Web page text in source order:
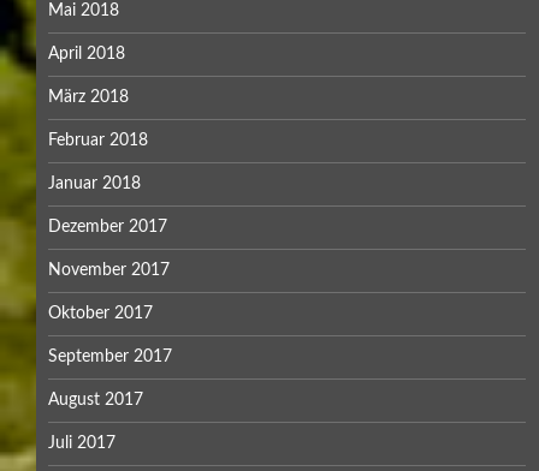
Mai 2018
April 2018
März 2018
Februar 2018
Januar 2018
Dezember 2017
November 2017
Oktober 2017
September 2017
August 2017
Juli 2017